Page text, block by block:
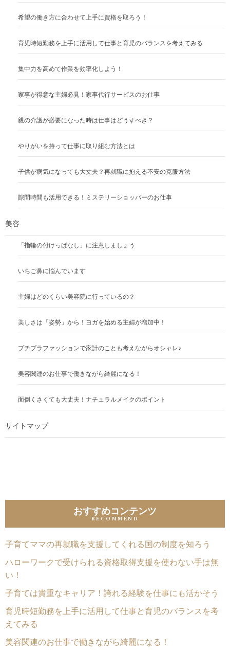
希望の働き方に合わせて上手に資格を取ろう！
育児時短勤務を上手に活用して仕事と育児のバランスを考えてみる
集中力を高めて作業を効率化しよう！
家事が得意な主婦必見！家事代行サービスのお仕事
親の介護が必要になった時は仕事はどうすべき？
やりがいを持って仕事に取り組む方法とは
子供が病気になっても大丈夫？再就職に抱える不安の克服方法
隙間時間も活用できる！ミステリーショッパーのお仕事
美容
「指輪の付けっぱなし」に注意しましょう
いちご鼻に悩んでいます
主婦はどのくらい美容院に行っているの？
美しさは「姿勢」から！ヨガを始める主婦が増加中！
プチプラファッションで家計のことも考えながらオシャレ♪
美容関連のお仕事で働きながら綺麗になる！
面倒くさくても大丈夫！ナチュラルメイクのポイント
サイトマップ
おすすめコンテンツ
子育てママの再就職を支援してくれる国の制度を知ろう
ハローワークで受けられる資格取得支援を使わない手は無
い！
子育ては貴重なキャリア！誇れる経験を仕事にも活かそう
育児時短勤務を上手に活用して仕事と育児のバランスを考
えてみる
美容関連のお仕事で働きながら綺麗になる！